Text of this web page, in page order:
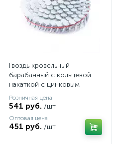
Гвоздь кровельный
барабанный с кольцевой
накаткой с цинковым
покрытием 3,1 х 25 мм 120
шт. AERO
Розничная цена
541 руб. /шт
Оптовая цена
451 руб. /шт